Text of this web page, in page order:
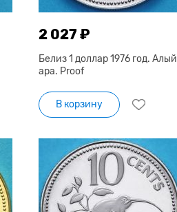
2 027 ₽
Белиз 1 доллар 1976 год. Алый
ара. Proof
В корзину